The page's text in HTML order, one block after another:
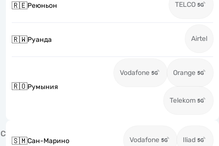
🇷🇪Реюньон TELCO
🇷🇼Руанда Airtel
🇷🇴Румыния
Vodafone Orange
Telekom
С
🇸🇲Сан-Марино Vodafone Iliad